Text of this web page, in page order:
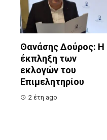
Θανάσης Δούρος: Η
έκπληξη των
εκλογών του
Επιμελητηρίου
2 έτη ago